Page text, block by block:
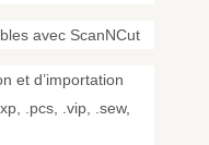
avec ScanNCut
et d’importation
.pcs, .vip, .sew,